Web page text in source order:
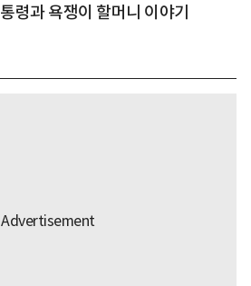
령과 욕쟁이 할머니 이야기